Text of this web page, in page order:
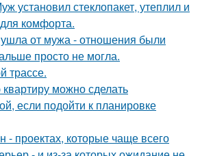
установил стеклопакет, утеплил и
комфорта.
от мужа - отношения были
просто не могла.
трассе.
можно сделать
если подойти к планировке
- проектах, которые чаще всего